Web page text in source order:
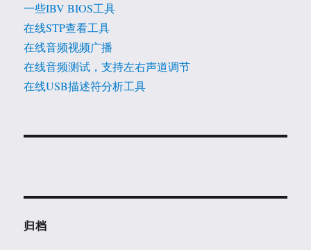
一些IBV BIOS工具
在线STP查看工具
在线音频视频广播
在线音频测试，支持左右声道调节
在线USB描述符分析工具
归档